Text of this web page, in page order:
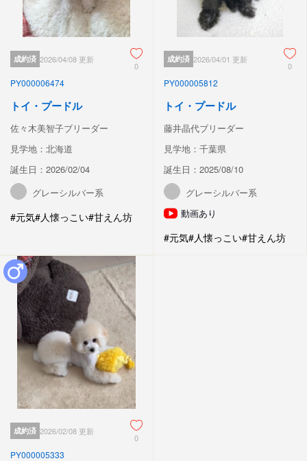
成約済 2026/04/08 更新
0
PY000006474
トイ・プードル
佐々木美智子ブリーダー
見学地：北海道
誕生日：2026/02/04
グレーシルバー系
#元気#人懐っこい#甘えん坊
成約済 2026/04/01 更新
0
PY000005812
トイ・プードル
藤井晶代ブリーダー
見学地：千葉県
誕生日：2025/08/10
グレーシルバー系
動画あり
#元気#人懐っこい#甘えん坊
成約済 2026/02/08 更新
0
PY000005333